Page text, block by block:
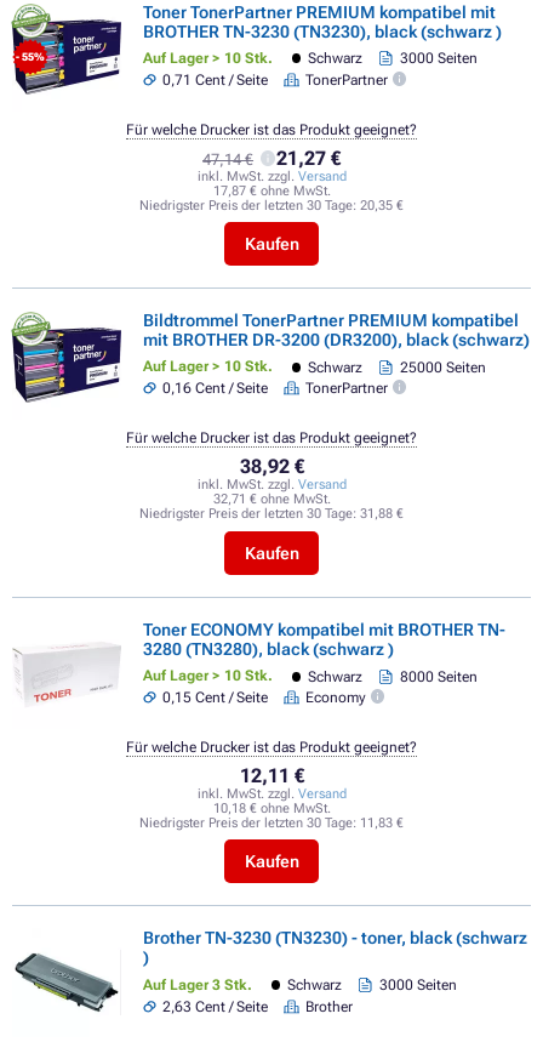
- 55%
Toner TonerPartner PREMIUM kompatibel mit
BROTHER TN-3230 (TN3230), black (schwarz )
Auf Lager > 10 Stk. Schwarz
3000 Seiten
0,71 Cent / Seite
TonerPartner
47,14 € 21,27 €
inkl. MwSt. zzgl. Versand
17,87 € ohne MwSt.
Niedrigster Preis der letzten 30 Tage: 20,35 €
Kaufen
Für welche Drucker ist das Produkt geeignet?
Bildtrommel TonerPartner PREMIUM kompatibel
mit BROTHER DR-3200 (DR3200), black (schwarz)
Auf Lager > 10 Stk. Schwarz
25000 Seiten
0,16 Cent / Seite
TonerPartner
38,92 €
inkl. MwSt. zzgl. Versand
32,71 € ohne MwSt.
Niedrigster Preis der letzten 30 Tage: 31,88 €
Kaufen
Für welche Drucker ist das Produkt geeignet?
Toner ECONOMY kompatibel mit BROTHER TN-
3280 (TN3280), black (schwarz )
Auf Lager > 10 Stk. Schwarz
8000 Seiten
0,15 Cent / Seite
Economy
12,11 €
inkl. MwSt. zzgl. Versand
10,18 € ohne MwSt.
Niedrigster Preis der letzten 30 Tage: 11,83 €
Kaufen
Für welche Drucker ist das Produkt geeignet?
Brother TN-3230 (TN3230) - toner, black (schwarz
)
Auf Lager 3 Stk. Schwarz
3000 Seiten
2,63 Cent / Seite
Brother